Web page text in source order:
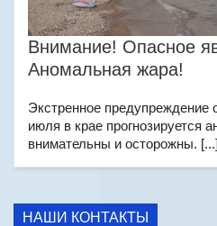
Внимание! Опасное
Аномальная жара!
Экстренное предупреждение
июля в крае прогнозируется
внимательны и осторожны. [...]
НАШИ КОНТАКТЫ